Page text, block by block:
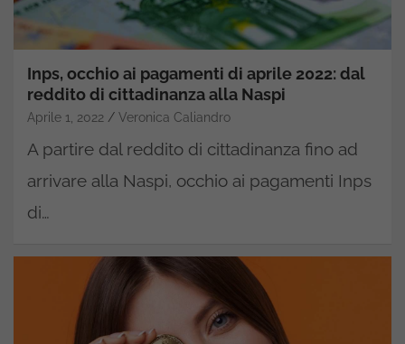
Inps, occhio ai pagamenti di aprile 2022: dal
reddito di cittadinanza alla Naspi
Aprile 1, 2022 Veronica Caliandro
A partire dal reddito di cittadinanza fino ad
arrivare alla Naspi, occhio ai pagamenti Inps
di…